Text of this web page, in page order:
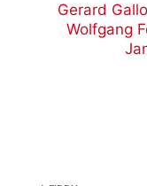
Gerard Gallo
Wolfgang